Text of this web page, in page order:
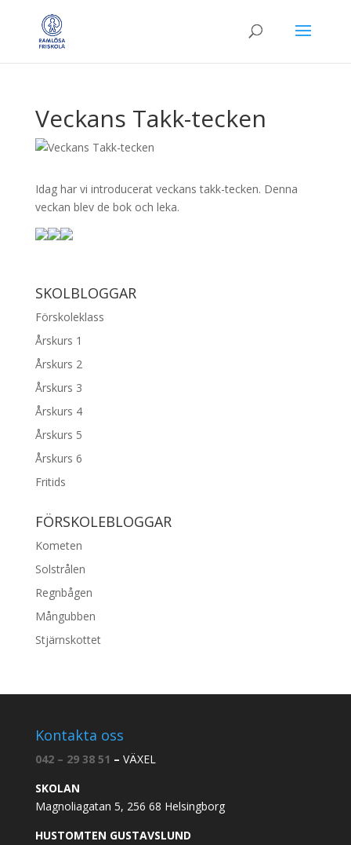
Veckans Takk-tecken
Idag har vi introducerat veckans takk-tecken. Denna
veckan blev de bok och leka.
SKOLBLOGGAR
Förskoleklass
Årskurs 1
Årskurs 2
Årskurs 3
Årskurs 4
Årskurs 5
Årskurs 6
Fritids
FÖRSKOLEBLOGGAR
Kometen
Solstrålen
Regnbågen
Mångubben
Stjärnskottet
Kontakta oss
042 – 29 38 51 – VÄXEL
SKOLAN
Magnoliagatan 5, 256 68 Helsingborg
HUSTOMTEN GUSTAVSLUND